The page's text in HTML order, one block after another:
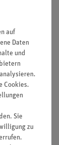
und
Ihnen
stellen
auf einen
auf
Daten
und
Cookies.
Sie
zu